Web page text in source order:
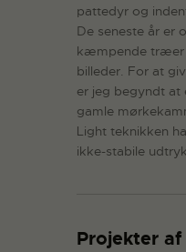
pattedyr og
De seneste år er
kæmpende træer
billeder. For at
er jeg begyndt at
gamle
Light teknikken
ikke-stabile
Projekter af